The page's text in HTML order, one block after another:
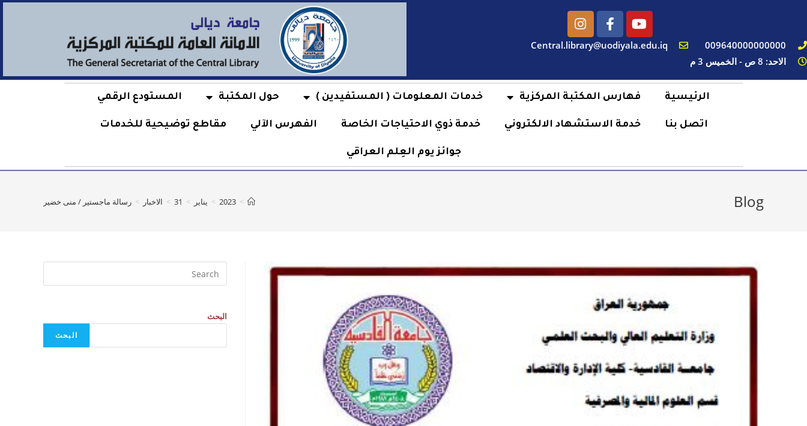
009640000000000
Central.library@uodiyala.edu.iq
الاحد: 8 ص - الخميس 3 م
الرئيسية فهارس المكتبة المركزية خدمات المعلومات ( المستفيدين ) حول المكتبة المستودع الرقمي
اتصل بنا خدمة الاستشهاد الالكتروني خدمة ذوي الاحتياجات الخاصة الفهرس الآلي مقاطع توضيحية للخدمات
جوائز يوم العِلم العراقي
Blog
>
2023
> يناير >
31
> الاخبار > رسالة ماجستير / منى خضير
البحث
البحث